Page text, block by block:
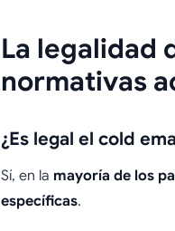
La legalidad
normativas
¿Es legal el cold
Sí, en la mayoría de los
específicas.